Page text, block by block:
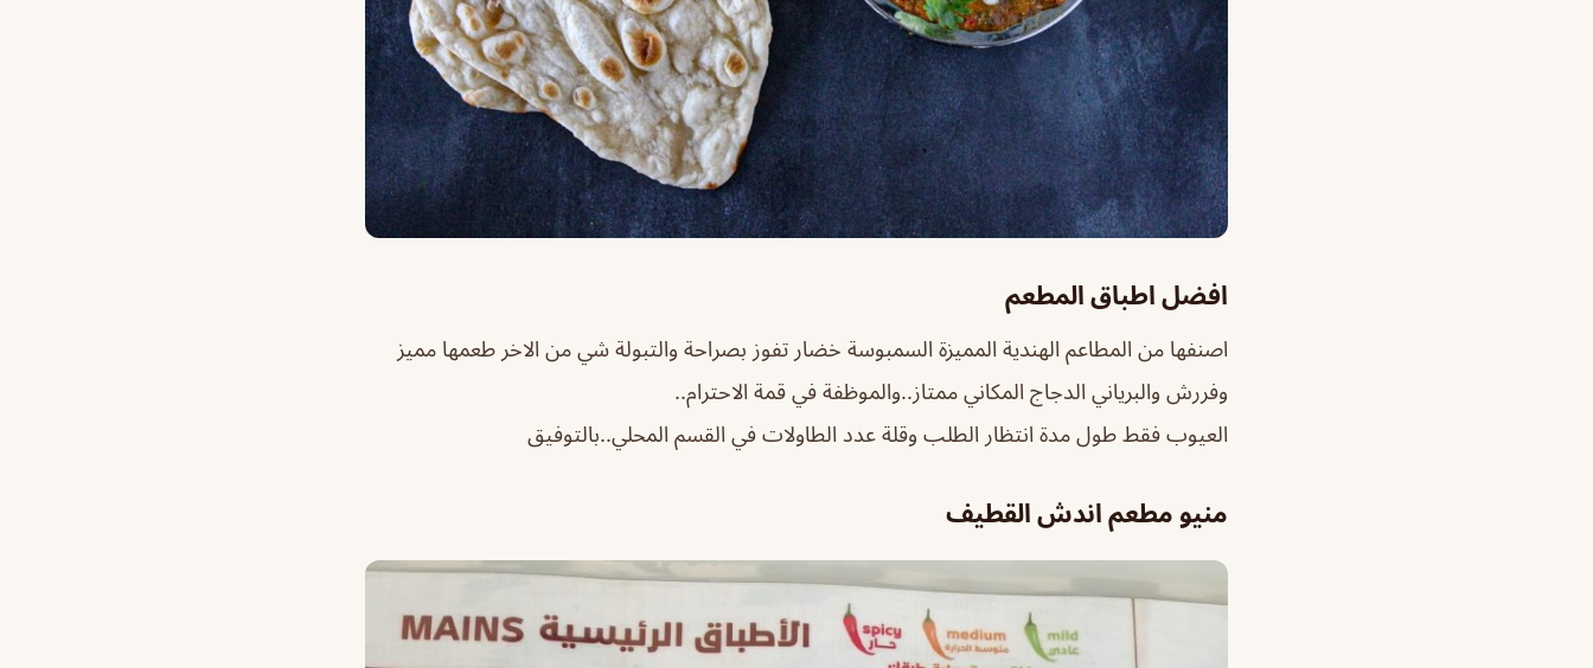
افضل اطباق المطعم
اصنفها من المطاعم الهندية المميزة السمبوسة خضار تفوز بصراحة والتبولة شي من الاخر طعمها مميز
وفررش والبرياني الدجاج المكاني ممتاز..والموظفة في قمة الاحترام..
العيوب فقط طول مدة انتظار الطلب وقلة عدد الطاولات في القسم المحلي..بالتوفيق
منيو مطعم اندش القطيف